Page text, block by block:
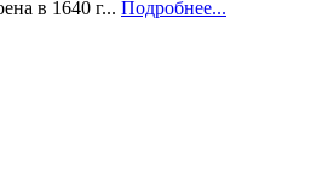
в 1640 г... Подробнее...